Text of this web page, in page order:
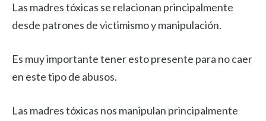
Las madres tóxicas se relacionan principalmente
desde patrones de victimismo y manipulación.
Es muy importante tener esto presente para no caer
en este tipo de abusos.
Las madres tóxicas nos manipulan principalmente